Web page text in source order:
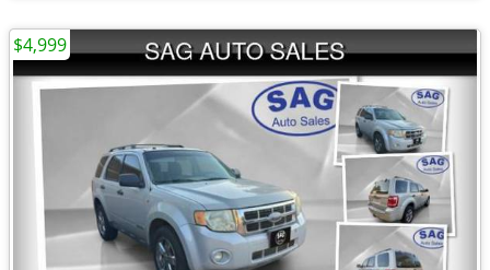
$4,999